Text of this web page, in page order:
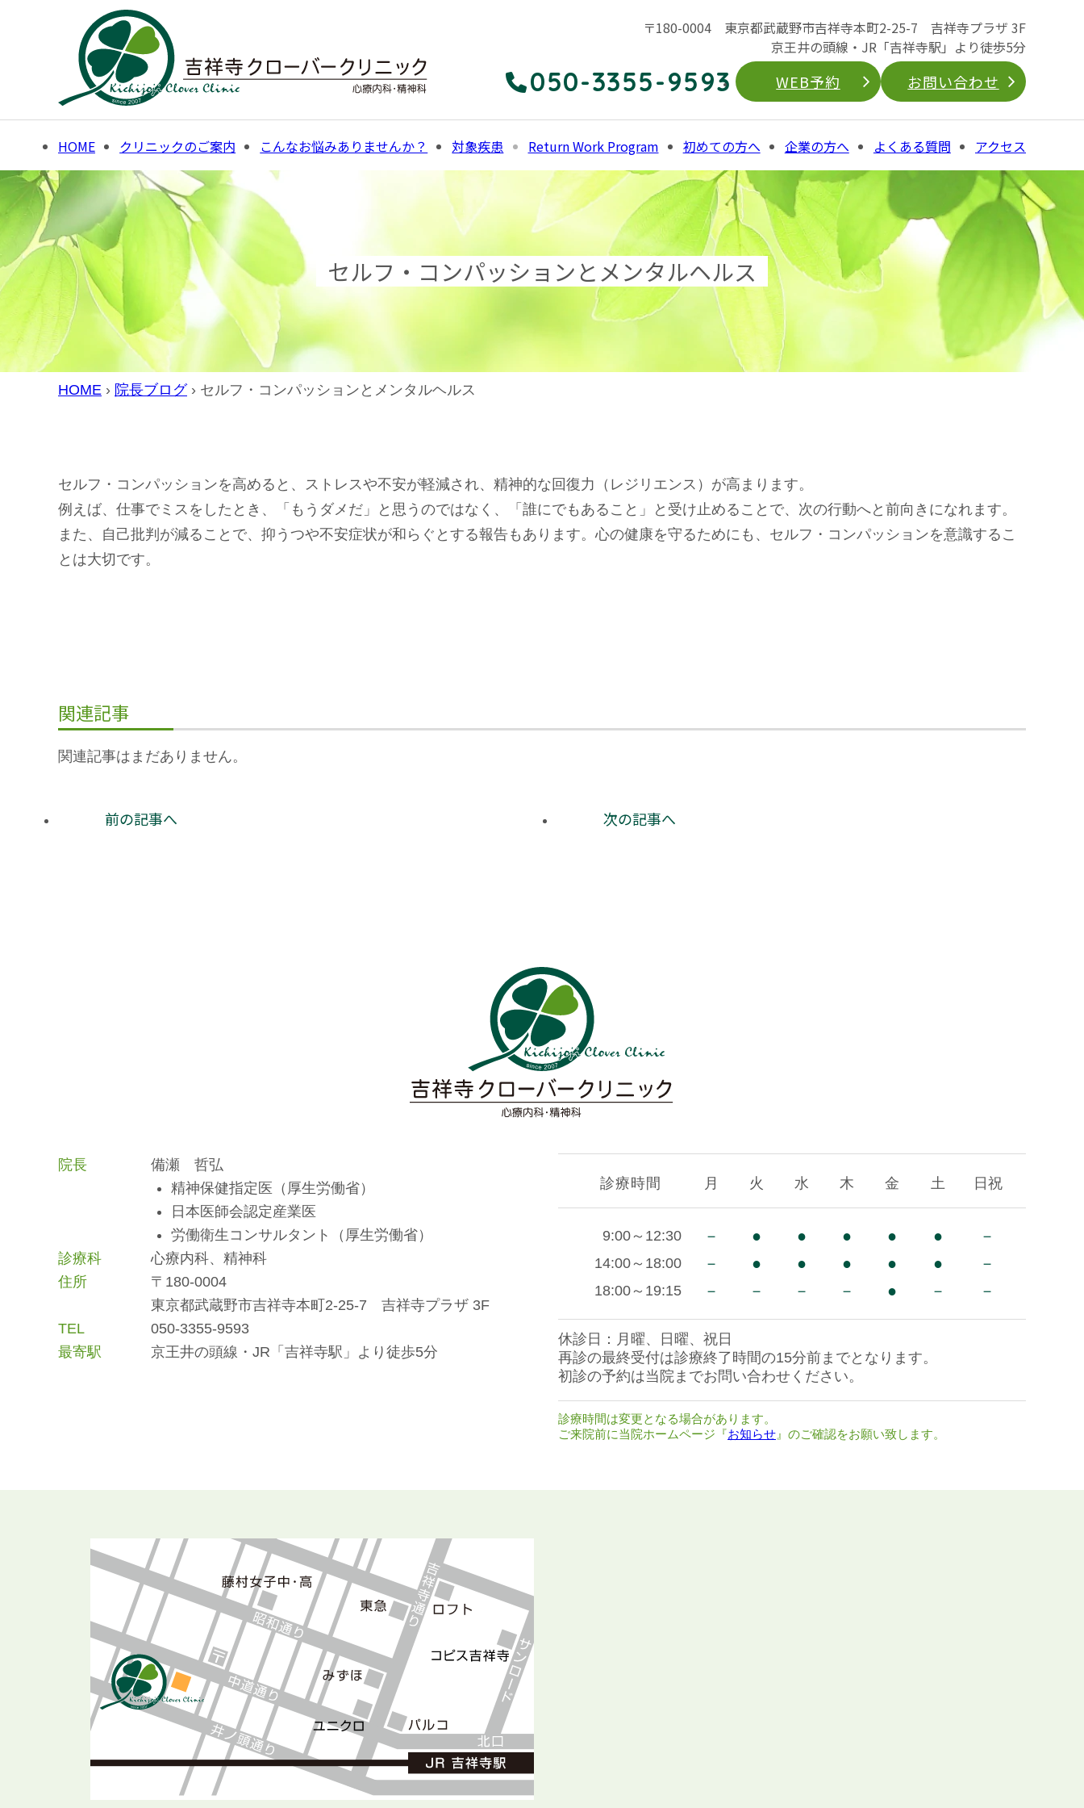
〒180-0004 東京都武蔵野市吉祥寺本町2-25-7 吉祥寺プラザ 3F
京王井の頭線・JR「吉祥寺駅」より徒歩5分
050-3355-9593 WEB予約 お問い合わせ
HOME クリニックのご案内 こんなお悩みありませんか？ 対象疾患 Return Work Program 初めての方へ 企業の方へ よくある質問 アクセス
セルフ・コンパッションとメンタルヘルス
HOME › 院長ブログ › セルフ・コンパッションとメンタルヘルス
セルフ・コンパッションを高めると、ストレスや不安が軽減され、精神的な回復力（レジリエンス）が高まります。
例えば、仕事でミスをしたとき、「もうダメだ」と思うのではなく、「誰にでもあること」と受け止めることで、次の行動へと前向きになれます。
また、自己批判が減ることで、抑うつや不安症状が和らぐとする報告もあります。心の健康を守るためにも、セルフ・コンパッションを意識するこ
とは大切です。
関連記事
関連記事はまだありません。
前の記事へ 次の記事へ
院長
備瀬 哲弘
精神保健指定医（厚生労働省）
日本医師会認定産業医
労働衛生コンサルタント（厚生労働省）
診療科
心療内科、精神科
住所
〒180-0004
東京都武蔵野市吉祥寺本町2-25-7 吉祥寺プラザ 3F
TEL
050-3355-9593
最寄駅
京王井の頭線・JR「吉祥寺駅」より徒歩5分
休診日：月曜、日曜、祝日
再診の最終受付は診療終了時間の15分前までとなります。
初診の予約は当院までお問い合わせください。
診療時間 月 火 水 木 金 土 日祝
9:00～12:30 － ● ● ● ● ● －
14:00～18:00 － ● ● ● ● ● －
18:00～19:15 － － － － ● － －
診療時間は変更となる場合があります。
ご来院前に当院ホームページ『お知らせ 』のご確認をお願い致します。